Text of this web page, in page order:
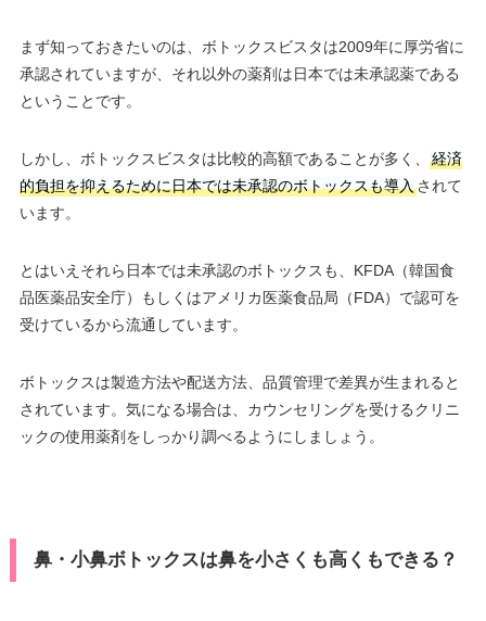
まず知っておきたいのは、ボトックスビスタは2009年に厚労省に
承認されていますが、それ以外の薬剤は日本では未承認薬である
ということです。
しかし、ボトックスビスタは比較的高額であることが多く、
経済
的負担を抑えるために日本では未承認のボトックスも導入されて
います。
とはいえそれら日本では未承認のボトックスも、KFDA（韓国食
品医薬品安全庁）もしくはアメリカ医薬食品局（FDA）で認可を
受けているから流通しています。
ボトックスは製造方法や配送方法、品質管理で差異が生まれると
されています。気になる場合は、カウンセリングを受けるクリニ
ックの使用薬剤をしっかり調べるようにしましょう。
鼻・小鼻ボトックスは鼻を小さくも高くもできる？